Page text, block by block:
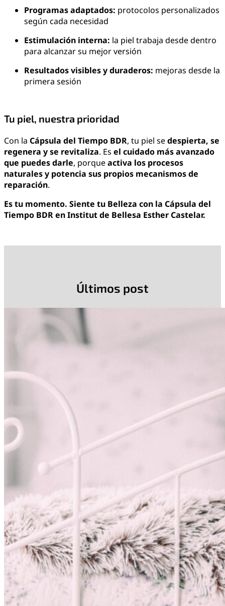
Programas adaptados: protocolos personalizados
según cada necesidad
Estimulación interna: la piel trabaja desde dentro
para alcanzar su mejor versión
Resultados visibles y duraderos: mejoras desde la
primera sesión
Tu piel, nuestra prioridad
Con la Cápsula del Tiempo BDR, tu piel sedespierta, se
regenera y se revitaliza. Es el cuidado más avanzado
que puedes darle, porqueactiva los procesos
naturales y potencia sus propios mecanismos de
reparación.
Es tu momento. Siente tu Belleza con la Cápsula del
Tiempo BDR en Institut de Bellesa Esther Castelar.
Últimos post